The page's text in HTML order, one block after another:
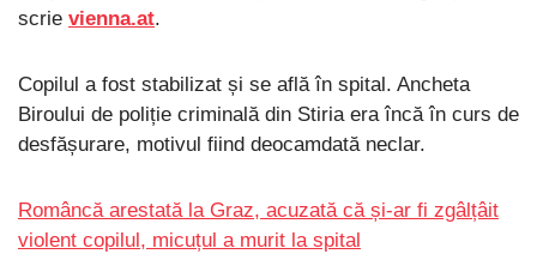
scrie vienna.at.
Copilul a fost stabilizat și se află în spital. Ancheta
Biroului de poliție criminală din Stiria era încă în curs de
desfășurare, motivul fiind deocamdată neclar.
Româncă arestată la Graz, acuzată că și-ar fi zgâlțâit
violent copilul, micuțul a murit la spital